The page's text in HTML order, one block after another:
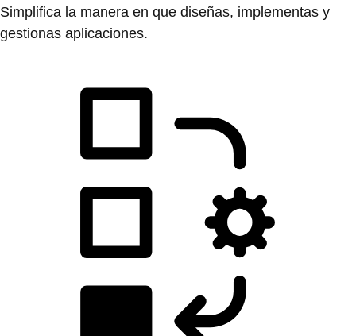
Simplifica la manera en que diseñas, implementas y
gestionas aplicaciones.